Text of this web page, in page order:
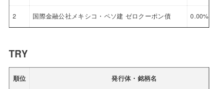
2 国際金融公社メキシコ・ペソ建 ゼロクーポン債 0.00%
TRY
順位 発行体・銘柄名